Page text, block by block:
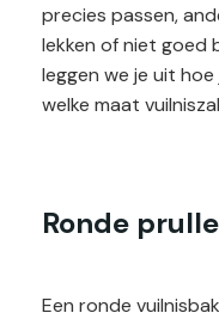
precies passen,
lekken of niet goed
leggen we je uit
welke maat
Ronde
Een ronde